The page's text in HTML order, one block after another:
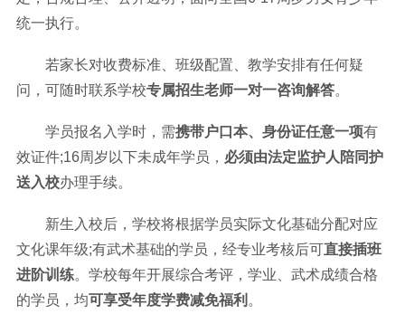
统一执行。
若家长对收费标准、班级配置、教学安排有任何疑
问，可随时联系学校专属招生老师一对一咨询解答。
学员报名入学时，需携带户口本、身份证任意一项有
效证件;16周岁以下未成年学员， 必须由法定监护人陪同护
送入校办理手续。
新生入校后，学校将根据学员实际文化基础分配对应
文化课年级;有武术基础的学员，经专业考核后可直接插班
进阶训练。学校每年开展综合考评，学业、武术成绩合格
的学员，均可享受年度学费减免福利 。